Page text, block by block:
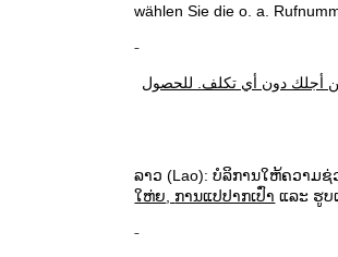
wählen Sie die o. a.
من أجلك دون أي تكلف. للحصول
ລາວ (Lao):ບໍລິການໃຫ້ຄວາມຊ່
ໃຫ່ຍ
ການແປປາກເປົ່າ ແລະ ຮູບ